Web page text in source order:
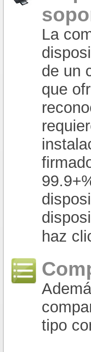
La
de un
que
haz
tipo